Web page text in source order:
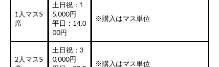
1人マスS
席
土日祝：1
5,000円
平日：14,0
00円
※購入はマス単位
2人マスS
土日祝：3
0,000円
※購入はマス単位